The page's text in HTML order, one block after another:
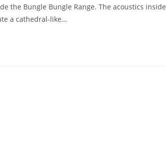
the Bungle Bungle Range. The acoustics inside
a cathedral-like…